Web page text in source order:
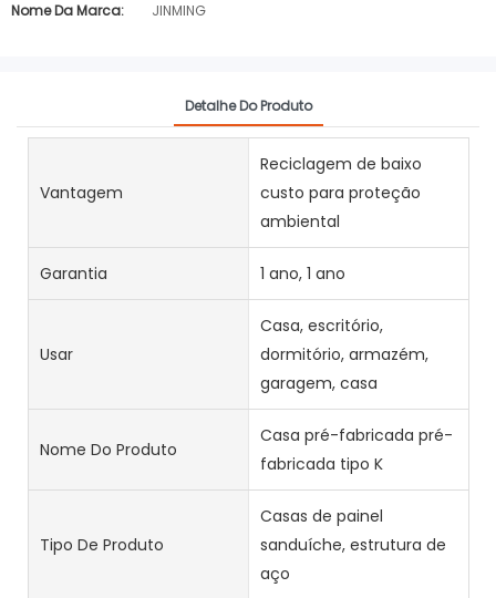
Nome Da Marca:
JINMING
Detalhe Do Produto
Vantagem
Reciclagem de baixo
custo para proteção
ambiental
Garantia 1 ano, 1 ano
Usar
Casa, escritório,
dormitório, armazém,
garagem, casa
Nome Do Produto
Casa pré-fabricada pré-
fabricada tipo K
Tipo De Produto
Casas de painel
sanduíche, estrutura de
aço